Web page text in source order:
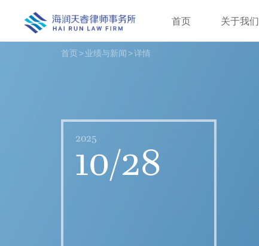
首页 关于我们
首页 >业绩与新闻 >详情
2025
10/28